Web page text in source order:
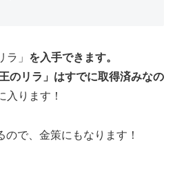
」 を入手できます。
のリラ」はすでに取得済みなの
入ります！
で、金策にもなります！